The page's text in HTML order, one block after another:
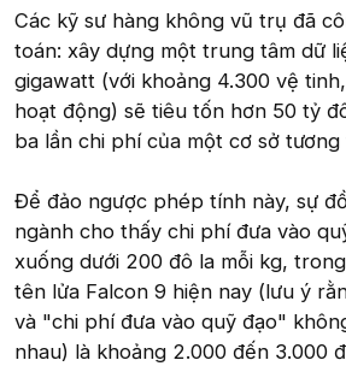
Các kỹ sư hàng không vũ trụ đã
toán: xây dựng một trung tâm dữ
gigawatt (với khoảng 4.300 vệ
hoạt động) sẽ tiêu tốn hơn 50 tỷ
ba lần chi phí của một cơ sở
Để đảo ngược phép tính này, sự
ngành cho thấy chi phí đưa vào
xuống dưới 200 đô la mỗi kg,
tên lửa Falcon 9 hiện nay (lưu ý
và "chi phí đưa vào quỹ đạo"
nhau) là khoảng 2.000 đến 3.000